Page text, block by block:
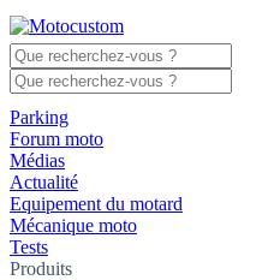
Parking
Forum moto
Médias
Actualité
Equipement du motard
Mécanique moto
Tests
Produits